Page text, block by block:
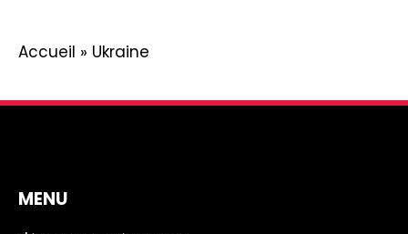
Accueil » Ukraine
MENU